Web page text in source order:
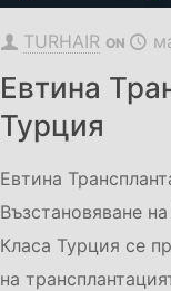
TURHAIR ON
Евтина
Турция
Евтина
Възстановяване
Класа Турция се
на